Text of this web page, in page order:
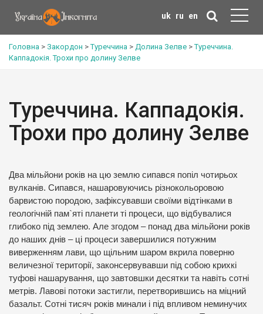
uk ru en
Головна > Закордон >Туреччина > Долина Зелве >Туреччина.
Каппадокія. Трохи про долину Зелве
Туреччина. Каппадокія.
Трохи про долину Зелве
Два мільйони років на цю землю сипався попіл чотирьох
вулканів. Сипався, нашаровуючись різнокольоровою
барвистою породою, зафіксувавши своїми відтінками в
геологічній пам`яті планети ті процеси, що відбувалися
глибоко під землею. Але згодом – понад два мільйони років
до наших днів – ці процеси завершилися потужним
виверженням лави, що щільним шаром вкрила поверню
величезної території, законсервувавши під собою крихкі
туфові нашарування, що завтовшки десятки та навіть сотні
метрів. Лавові потоки застигли, перетворившись на міцний
базальт. Сотні тисяч років минали і під впливом неминучих